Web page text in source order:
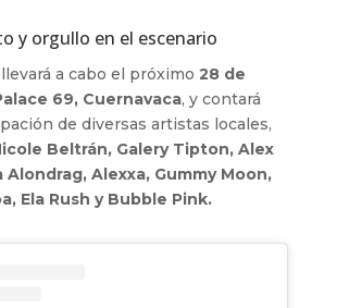
y orgullo en el escenario
a cabo el próximo 28 de
69, Cuernavaca, y contará
de diversas artistas locales,
Beltrán, Galery Tipton, Alex
Alondrag, Alexxa, Gummy Moon,
Ela Rush y Bubble Pink.